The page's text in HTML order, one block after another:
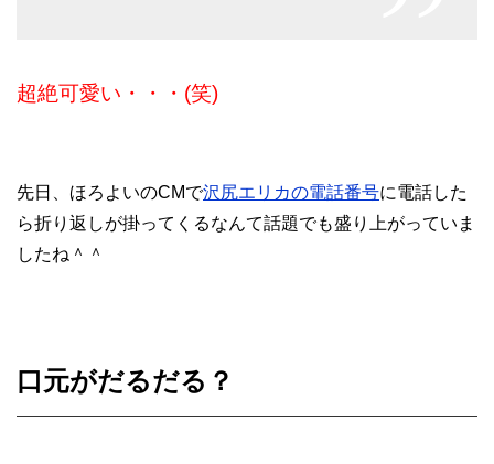
超絶可愛い・・・(笑)
先日、ほろよいのCMで沢尻エリカの電話番号に電話した
ら折り返しが掛ってくるなんて話題でも盛り上がっていま
したね＾＾
口元がだるだる？